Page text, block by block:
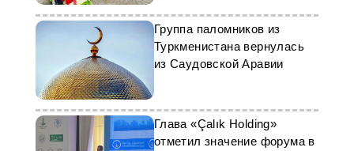
Группа паломников из
Туркменистана вернулась
из Саудовской Аравии
Глава «Çalık Holding»
отметил значение форума в